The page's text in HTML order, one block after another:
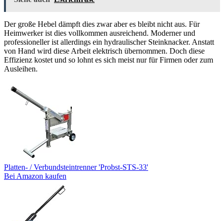
Der große Hebel dämpft dies zwar aber es bleibt nicht aus. Für
Heimwerker ist dies vollkommen ausreichend. Moderner und
professioneller ist allerdings ein hydraulischer Steinknacker. Anstatt
von Hand wird diese Arbeit elektrisch übernommen. Doch diese
Effizienz kostet und so lohnt es sich meist nur für Firmen oder zum
Ausleihen.
Platten- / Verbundsteintrenner 'Probst-STS-33'
Bei Amazon kaufen